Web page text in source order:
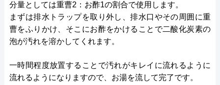
分量としては重曹2：お酢1の割合で使用します。
まずは排水トラップを取り外し、排水口やその周囲に重
曹をふりかけ、そこにお酢をかけることで二酸化炭素の
泡が汚れを溶かしてくれます。
一時間程度放置することで汚れがキレイに流れるように
流れるようになりますので、お湯を流して完了です。